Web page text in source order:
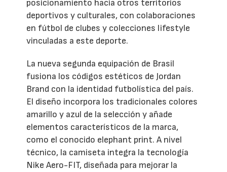
posicionamiento hacia otros territorios
deportivos y culturales, con colaboraciones
en fútbol de clubes y colecciones lifestyle
vinculadas a este deporte.
La nueva segunda equipación de Brasil
fusiona los códigos estéticos de Jordan
Brand con la identidad futbolística del país.
El diseño incorpora los tradicionales colores
amarillo y azul de la selección y añade
elementos característicos de la marca,
como el conocido elephant print. A nivel
técnico, la camiseta integra la tecnología
Nike Aero-FIT, diseñada para mejorar la